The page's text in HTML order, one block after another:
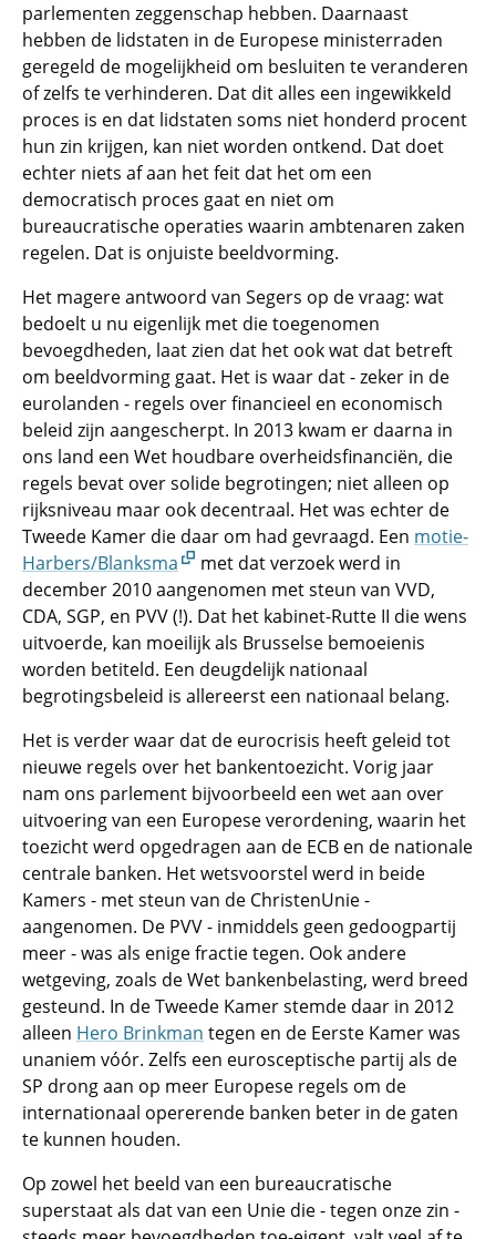
parlementen zeggenschap hebben. Daarnaast
hebben de lidstaten in de Europese ministerraden
geregeld de mogelijkheid om besluiten te veranderen
of zelfs te verhinderen. Dat dit alles een ingewikkeld
proces is en dat lidstaten soms niet honderd procent
hun zin krijgen, kan niet worden ontkend. Dat doet
echter niets af aan het feit dat het om een
democratisch proces gaat en niet om
bureaucratische operaties waarin ambtenaren zaken
regelen. Dat is onjuiste beeldvorming.
Het magere antwoord van Segers op de vraag: wat
bedoelt u nu eigenlijk met die toegenomen
bevoegdheden, laat zien dat het ook wat dat betreft
om beeldvorming gaat. Het is waar dat - zeker in de
eurolanden - regels over financieel en economisch
beleid zijn aangescherpt. In 2013 kwam er daarna in
ons land een Wet houdbare overheidsfinanciën, die
regels bevat over solide begrotingen; niet alleen op
rijksniveau maar ook decentraal. Het was echter de
Tweede Kamer die daar om had gevraagd. Een motie-
Harbers/Blanksma
met dat verzoek werd in
december 2010 aangenomen met steun van VVD,
CDA, SGP, en PVV (!). Dat het kabinet-Rutte II die wens
uitvoerde, kan moeilijk als Brusselse bemoeienis
worden betiteld. Een deugdelijk nationaal
begrotingsbeleid is allereerst een nationaal belang.
Het is verder waar dat de eurocrisis heeft geleid tot
nieuwe regels over het bankentoezicht. Vorig jaar
nam ons parlement bijvoorbeeld een wet aan over
uitvoering van een Europese verordening, waarin het
toezicht werd opgedragen aan de ECB en de nationale
centrale banken. Het wetsvoorstel werd in beide
Kamers - met steun van de ChristenUnie -
aangenomen. De PVV - inmiddels geen gedoogpartij
meer - was als enige fractie tegen. Ook andere
wetgeving, zoals de Wet bankenbelasting, werd breed
gesteund. In de Tweede Kamer stemde daar in 2012
alleen Hero Brinkman tegen en de Eerste Kamer was
unaniem vóór. Zelfs een eurosceptische partij als de
SP drong aan op meer Europese regels om de
internationaal opererende banken beter in de gaten
te kunnen houden.
Op zowel het beeld van een bureaucratische
superstaat als dat van een Unie die - tegen onze zin -